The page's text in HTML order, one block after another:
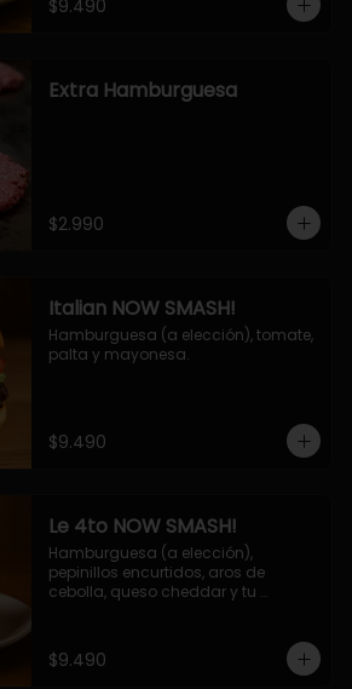
$9.490
Extra Hamburguesa
$2.990
Italian NOW SMASH!
Hamburguesa (a elección), tomate,
palta y mayonesa.
$9.490
Le 4to NOW SMASH!
Hamburguesa (a elección),
pepinillos encurtidos, aros de
cebolla, queso cheddar y tu
$9.490